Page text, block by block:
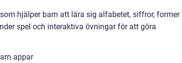
hjälper barn att lära sig alfabetet, siffror, former
spel och interaktiva övningar för att göra
appar